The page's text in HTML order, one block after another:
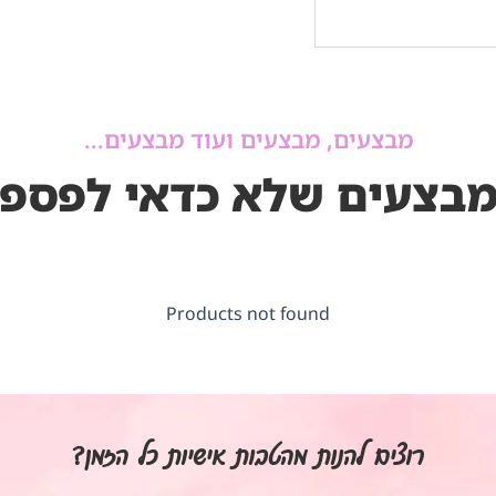
מבצעים, מבצעים ועוד מבצעים...
שלא כדאי
Products not found
רוצים להנות מהטבות אישיות כל הזמן?